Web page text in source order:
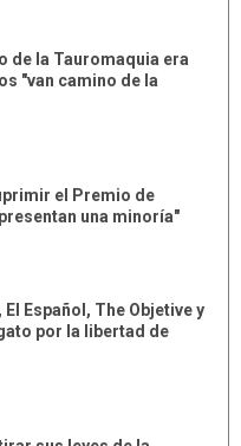
de la Tauromaquia era
"van camino de la
el Premio de
una minoría"
Español, The Objetive y
por la libertad de